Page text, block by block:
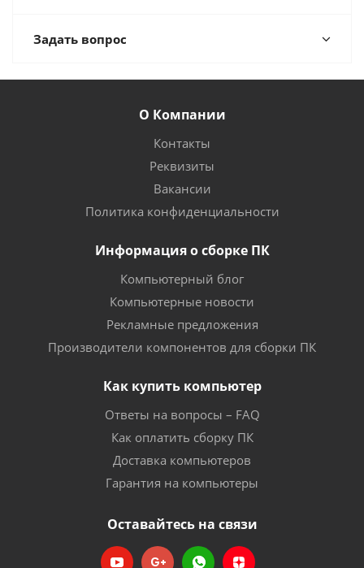
Задать вопрос
О Компании
Контакты
Реквизиты
Вакансии
Политика конфиденциальности
Информация о сборке ПК
Компьютерный блог
Компьютерные новости
Рекламные предложения
Производители компонентов для сборки ПК
Как купить компьютер
Ответы на вопросы – FAQ
Как оплатить сборку ПК
Доставка компьютеров
Гарантия на компьютеры
Оставайтесь на связи